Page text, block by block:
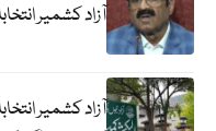
آزاد کشمیر